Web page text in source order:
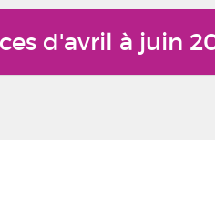
d'avril à juin